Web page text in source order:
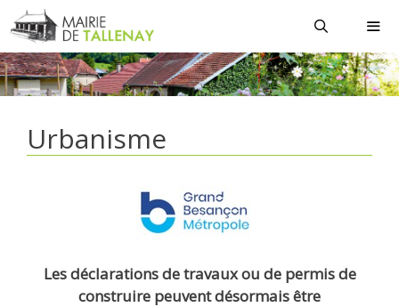
Aller
au
contenu
Urbanisme
Les déclarations de travaux ou de permis de
construire peuvent désormais être